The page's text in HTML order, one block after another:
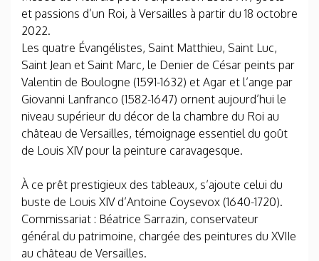
et passions d’un Roi, à Versailles à partir du 18 octobre
2022.
Les quatre Évangélistes, Saint Matthieu, Saint Luc,
Saint Jean et Saint Marc, le Denier de César peints par
Valentin de Boulogne (1591-1632) et Agar et l’ange par
Giovanni Lanfranco (1582-1647) ornent aujourd’hui le
niveau supérieur du décor de la chambre du Roi au
château de Versailles, témoignage essentiel du goût
de Louis XIV pour la peinture caravagesque.
À ce prêt prestigieux des tableaux, s’ajoute celui du
buste de Louis XIV d’Antoine Coysevox (1640-1720).
Commissariat : Béatrice Sarrazin, conservateur
général du patrimoine, chargée des peintures du XVIIe
au château de Versailles.